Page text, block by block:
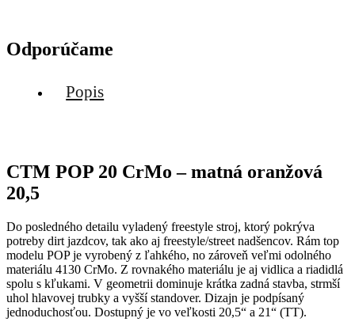
Odporúčame
Popis
CTM POP 20 CrMo – matná oranžová
20,5
Do posledného detailu vyladený freestyle stroj, ktorý pokrýva
potreby dirt jazdcov, tak ako aj freestyle/street nadšencov. Rám top
modelu POP je vyrobený z ľahkého, no zároveň veľmi odolného
materiálu 4130 CrMo. Z rovnakého materiálu je aj vidlica a riadidlá
spolu s kľukami. V geometrii dominuje krátka zadná stavba, strmší
uhol hlavovej trubky a vyšší standover. Dizajn je podpísaný
jednoduchosťou. Dostupný je vo veľkosti 20,5“ a 21“ (TT).